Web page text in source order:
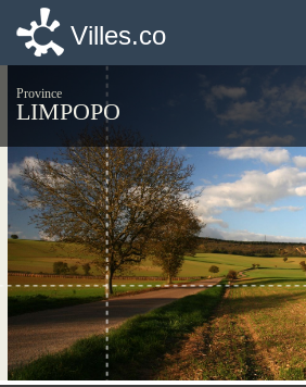
Villes.co
Province
LIMPOPO
Villes.co